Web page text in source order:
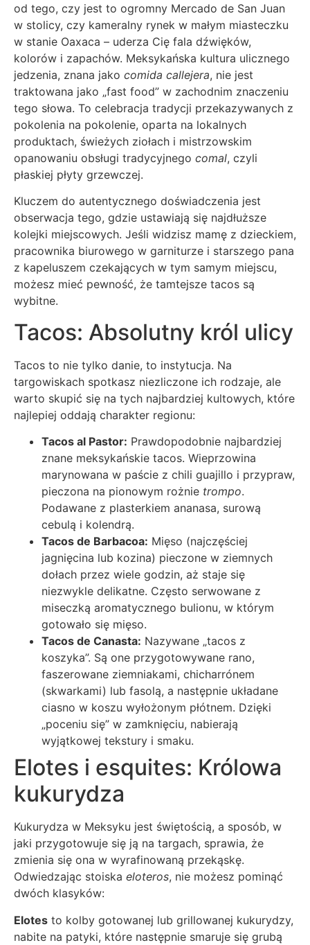
od tego, czy jest to ogromny Mercado de San Juan
w stolicy, czy kameralny rynek w małym miasteczku
w stanie Oaxaca – uderza Cię fala dźwięków,
kolorów i zapachów. Meksykańska kultura ulicznego
jedzenia, znana jako comida callejera, nie jest
traktowana jako „fast food” w zachodnim znaczeniu
tego słowa. To celebracja tradycji przekazywanych z
pokolenia na pokolenie, oparta na lokalnych
produktach, świeżych ziołach i mistrzowskim
opanowaniu obsługi tradycyjnego comal, czyli
płaskiej płyty grzewczej.
Kluczem do autentycznego doświadczenia jest
obserwacja tego, gdzie ustawiają się najdłuższe
kolejki miejscowych. Jeśli widzisz mamę z dzieckiem,
pracownika biurowego w garniturze i starszego pana
z kapeluszem czekających w tym samym miejscu,
możesz mieć pewność, że tamtejsze tacos są
wybitne.
Tacos: Absolutny król ulicy
Tacos to nie tylko danie, to instytucja. Na
targowiskach spotkasz niezliczone ich rodzaje, ale
warto skupić się na tych najbardziej kultowych, które
najlepiej oddają charakter regionu:
Tacos al Pastor: Prawdopodobnie najbardziej
znane meksykańskie tacos. Wieprzowina
marynowana w paście z chili guajillo i przypraw,
pieczona na pionowym rożnie trompo.
Podawane z plasterkiem ananasa, surową
cebulą i kolendrą.
Tacos de Barbacoa: Mięso (najczęściej
jagnięcina lub kozina) pieczone w ziemnych
dołach przez wiele godzin, aż staje się
niezwykle delikatne. Często serwowane z
miseczką aromatycznego bulionu, w którym
gotowało się mięso.
Tacos de Canasta: Nazywane „tacos z
koszyka”. Są one przygotowywane rano,
faszerowane ziemniakami, chicharrónem
(skwarkami) lub fasolą, a następnie układane
ciasno w koszu wyłożonym płótnem. Dzięki
„poceniu się” w zamknięciu, nabierają
wyjątkowej tekstury i smaku.
Elotes i esquites: Królowa
kukurydza
Kukurydza w Meksyku jest świętością, a sposób, w
jaki przygotowuje się ją na targach, sprawia, że
zmienia się ona w wyrafinowaną przekąskę.
Odwiedzając stoiska eloteros, nie możesz pominąć
dwóch klasyków:
Elotes to kolby gotowanej lub grillowanej kukurydzy,
nabite na patyki, które następnie smaruje się grubą